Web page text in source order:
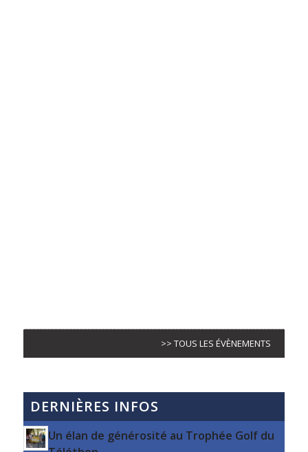
>> TOUS LES ÉVÈNEMENTS
DERNIÈRES INFOS
Un élan de générosité au Trophée Golf du